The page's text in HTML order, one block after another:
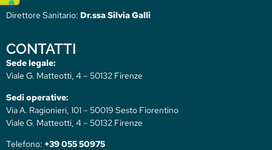
Direttore Sanitario: Dr.ssa Silvia Galli
CONTATTI
Sede legale:
Viale G. Matteotti, 4 – 50132 Firenze
Sedi operative:
Via A. Ragionieri, 101 – 50019 Sesto Fiorentino
Viale G. Matteotti, 4 – 50132 Firenze
Telefono: +39 055 50975